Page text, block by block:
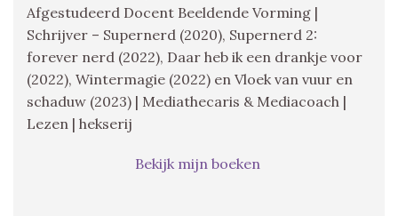
Afgestudeerd Docent Beeldende Vorming |
Schrijver – Supernerd (2020), Supernerd 2:
forever nerd (2022), Daar heb ik een drankje voor
(2022), Wintermagie (2022) en Vloek van vuur en
schaduw (2023) | Mediathecaris & Mediacoach |
Lezen | hekserij
Bekijk mijn boeken